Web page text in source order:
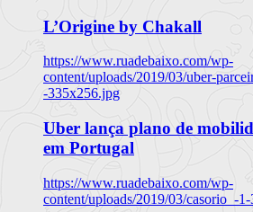
L’Origine by Chakall
https://www.ruadebaixo.com/wp-
content/uploads/2019/03/uber-
-335x256.jpg
Uber lança plano de
em Portugal
https://www.ruadebaixo.com/wp-
content/uploads/2019/03/casorio_-